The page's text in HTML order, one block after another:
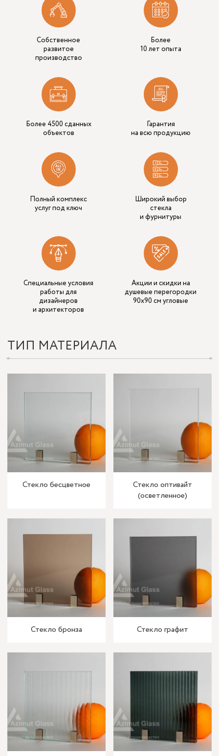
Собственное
развитое
производство
Более
10 лет опыта
Более 4500 сданных
объектов
Гарантия
на всю продукцию
Полный комплекс
услуг под ключ
Широкий выбор
стекла
и фурнитуры
Специальные условия
работы для
дизайнеров
и архитекторов
Акции и скидки на
душевые перегородки
90х90 см угловые
ТИП МАТЕРИАЛА
Стекло бесцветное
Стекло оптивайт
(осветленное)
Стекло бронза Стекло графит